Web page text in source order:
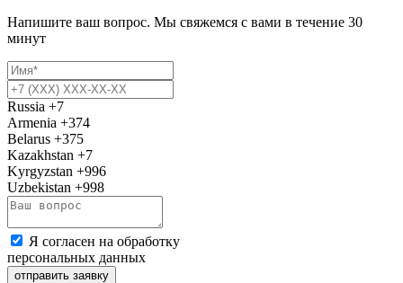
Напишите ваш вопрос. Мы свяжемся с вами в течение 30
минут
Russia +7
Armenia +374
Belarus +375
Kazakhstan +7
Kyrgyzstan +996
Uzbekistan +998
Я согласен на обработку
персональных данных
отправить заявку